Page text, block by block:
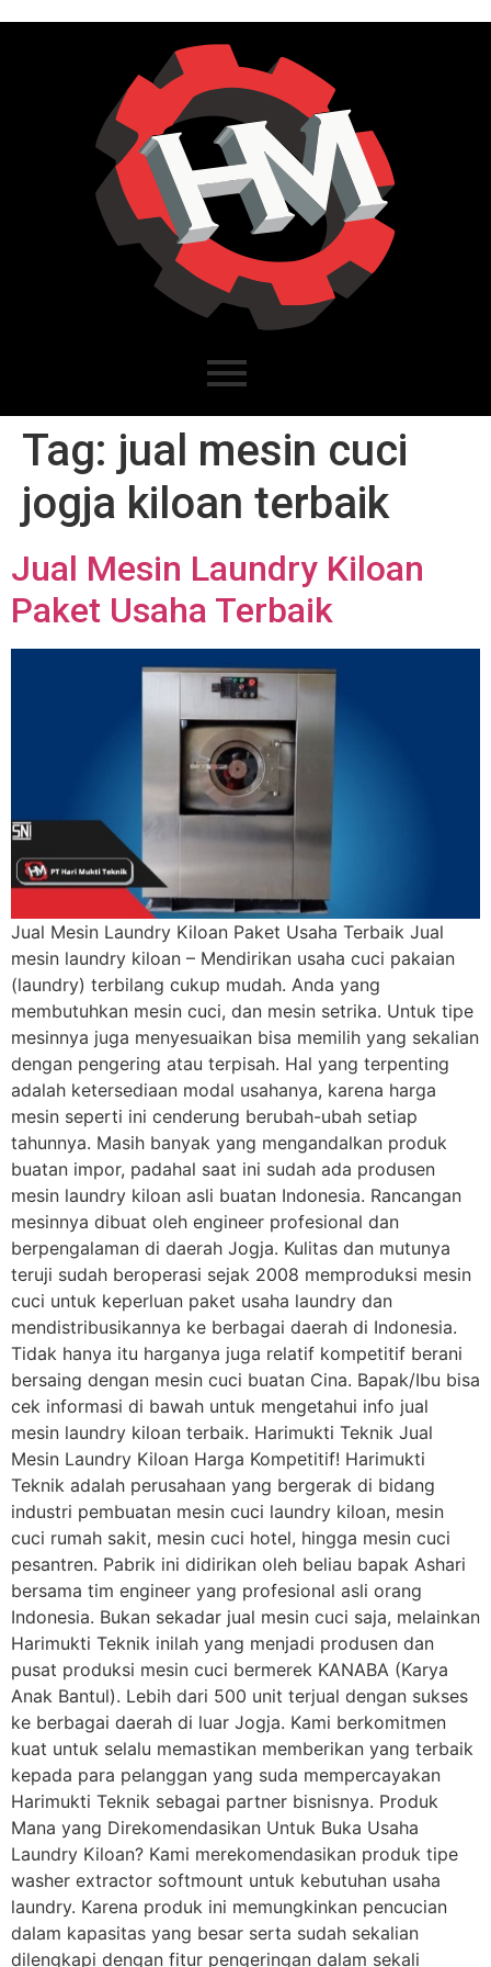
Tag: jual mesin cuci
jogja kiloan terbaik
Jual Mesin Laundry Kiloan
Paket Usaha Terbaik
Jual Mesin Laundry Kiloan Paket Usaha Terbaik Jual
mesin laundry kiloan – Mendirikan usaha cuci pakaian
(laundry) terbilang cukup mudah. Anda yang
membutuhkan mesin cuci, dan mesin setrika. Untuk tipe
mesinnya juga menyesuaikan bisa memilih yang sekalian
dengan pengering atau terpisah. Hal yang terpenting
adalah ketersediaan modal usahanya, karena harga
mesin seperti ini cenderung berubah-ubah setiap
tahunnya. Masih banyak yang mengandalkan produk
buatan impor, padahal saat ini sudah ada produsen
mesin laundry kiloan asli buatan Indonesia. Rancangan
mesinnya dibuat oleh engineer profesional dan
berpengalaman di daerah Jogja. Kulitas dan mutunya
teruji sudah beroperasi sejak 2008 memproduksi mesin
cuci untuk keperluan paket usaha laundry dan
mendistribusikannya ke berbagai daerah di Indonesia.
Tidak hanya itu harganya juga relatif kompetitif berani
bersaing dengan mesin cuci buatan Cina. Bapak/Ibu bisa
cek informasi di bawah untuk mengetahui info jual
mesin laundry kiloan terbaik. Harimukti Teknik Jual
Mesin Laundry Kiloan Harga Kompetitif! Harimukti
Teknik adalah perusahaan yang bergerak di bidang
industri pembuatan mesin cuci laundry kiloan, mesin
cuci rumah sakit, mesin cuci hotel, hingga mesin cuci
pesantren. Pabrik ini didirikan oleh beliau bapak Ashari
bersama tim engineer yang profesional asli orang
Indonesia. Bukan sekadar jual mesin cuci saja, melainkan
Harimukti Teknik inilah yang menjadi produsen dan
pusat produksi mesin cuci bermerek KANABA (Karya
Anak Bantul). Lebih dari 500 unit terjual dengan sukses
ke berbagai daerah di luar Jogja. Kami berkomitmen
kuat untuk selalu memastikan memberikan yang terbaik
kepada para pelanggan yang suda mempercayakan
Harimukti Teknik sebagai partner bisnisnya. Produk
Mana yang Direkomendasikan Untuk Buka Usaha
Laundry Kiloan? Kami merekomendasikan produk tipe
washer extractor softmount untuk kebutuhan usaha
laundry. Karena produk ini memungkinkan pencucian
dalam kapasitas yang besar serta sudah sekalian
dilengkapi dengan fitur pengeringan dalam sekali